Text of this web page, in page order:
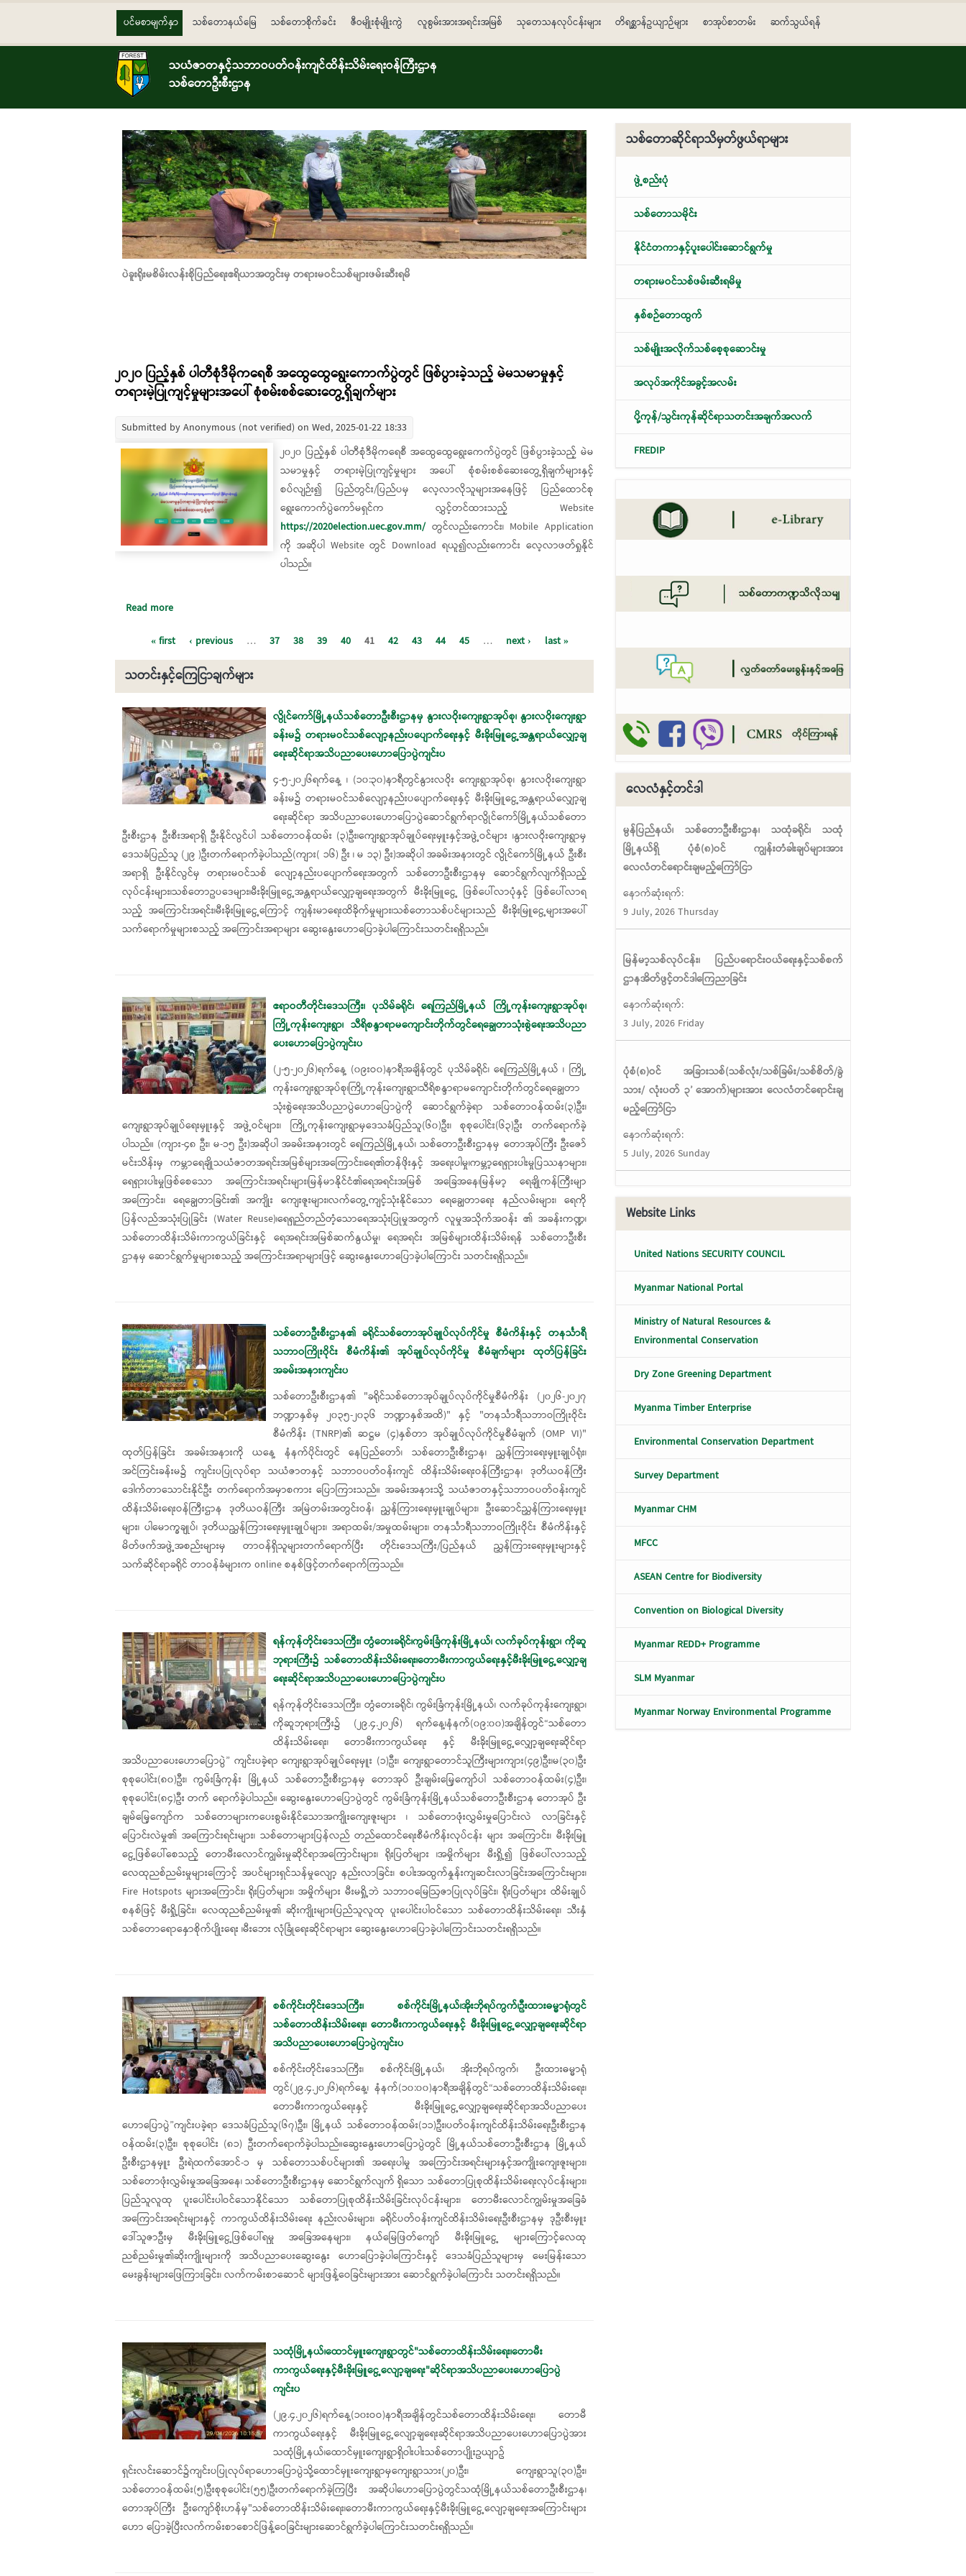
ပင်မစာမျက်နှာ သစ်တောနယ်မြေ သစ်တောစိုက်ခင်း ဇီဝမျိုးစုံမျိုးကွဲ လူစွမ်းအားအရင်းအမြစ် သုတေသနလုပ်ငန်းများ တိရစ္ဆာန်ဥယျာဉ်များ စာအုပ်စာတမ်း ဆက်သွယ်ရန်
သယံဇာတနှင့်သဘာဝပတ်ဝန်းကျင်ထိန်းသိမ်းရေးဝန်ကြီးဌာန
သစ်တောဦးစီးဌာန
ပဲခူးရိုးမစိမ်းလန်းစိုပြည်ရေးဧရိယာအတွင်းမှ တရားမဝင်သစ်များဖမ်းဆီးရမိ
၂၀၂၀ ပြည့်နှစ် ပါတီစုံဒီမိုကရေစီ အထွေထွေရွေးကောက်ပွဲတွင် ဖြစ်ပွားခဲ့သည့် မဲမသမာမှုနှင့်
တရားမဲ့ပြုကျင့်မှုများအပေါ် စုံစမ်းစစ်ဆေးတွေ့ရှိချက်များ
Submitted byAnonymous (not verified) on Wed, 2025-01-22 18:33
၂၀၂၀ ပြည့်နှစ် ပါတီစုံဒီမိုကရေစီ အထွေထွေရွေးကေက်ပွဲတွင် ဖြစ်ပွားခဲ့သည့် မဲမ
သမာမှုနှင့် တရားမဲ့ပြုကျင့်မှုများ အပေါ် စုံစမ်းစစ်ဆေးတွေ့ရှိချက်များနှင့်
စပ်လျဉ်း၍ ပြည်တွင်း/ပြည်ပမှ လေ့လာလိုသူများအနေဖြင့် ပြည်ထောင်စု
ရွေးကောက်ပွဲကော်မရှင်က လွှင့်တင်ထားသည့် Website
https://2020election.uec.gov.mm/တွင်လည်းကောင်း၊ Mobile Application
ကို အဆိုပါ Website တွင် Download ရယူ၍လည်းကောင်း လေ့လာဖတ်ရှုနိုင်
ပါသည်။
Read more about ၂၀၂၀ ပြည့်နှစ် ပါတီစုံဒီမိုကရေစီ အထွေထွေရွေးကောက်ပွဲတွင် ဖြစ်ပွားခဲ့သည့် မဲမသမာမှုနှင့် တရားမဲ့ပြုကျင့်မှုများအပေါ် စုံစမ်းစစ်ဆေးတွေ့ရှိချက်များ
« first ‹ previous … 37 38 39 40 41 42 43 44 45 … next › last »
သတင်းနှင့်ကြေငြာချက်များ
လွိုင်ကော်မြို့နယ်သစ်တောဦးစီးဌာနမှ နွားလဝိုးကျေးရွာအုပ်စု၊ နွားလဝိုးကျေးရွာ
ခန်းမ၌ တရားမဝင်သစ်လျော့နည်းပပျောက်ရေးနှင့် မီးခိုးမြူငွေ့အန္တရာယ်လျှော့ချ
ရေးဆိုင်ရာအသိပညာပေးဟောပြောပွဲကျင်းပ
၄-၅-၂၀၂၆ရက်နေ့ ၊ (၁၀:၃၀)နာရီတွင်နွားလဝိုး ကျေးရွာအုပ်စု၊ နွားလဝိုးကျေးရွာ
ခန်းမ၌ တရားမဝင်သစ်လျော့နည်းပပျောက်ရေးနှင့် မီးခိုးမြူငွေ့အန္တရာယ်လျှော့ချ
ရေးဆိုင်ရာ အသိပညာပေးဟောပြောပွဲဆောင်ရွက်ရာလွိုင်ကော်မြို့နယ်သစ်တော
ဦးစီးဌာန ဦးစီးအရာရှိ ဦးနိုင်လွင်ပါ သစ်တောဝန်ထမ်း (၃)ဦး၊ကျေးရွာအုပ်ချုပ်ရေးမှူးနှင့်အဖွဲ့ဝင်များ ၊နွားလဝိုးကျေးရွာမှ
ဒေသခံပြည်သူ (၂၉ )ဦးတက်ရောက်ခဲ့ပါသည်(ကျား( ၁၆) ဦး ၊ မ ၁၃) ဦး)အဆိုပါ အခမ်းအနားတွင် လွိုင်ကော်မြို့နယ် ဦးစီး
အရာရှိ ဦးနိုင်လွင်မှ တရားမဝင်သစ် လျော့နည်းပပျောက်ရေးအတွက် သစ်တောဦးစီးဌာနမှ ဆောင်ရွက်လျက်ရှိသည့်
လုပ်ငန်းများ၊သစ်တောဥပဒေများ၊မီးခိုးမြူငွေ့အန္တရာယ်လျှော့ချရေးအတွက် မီးခိုးမြူငွေ့ ဖြစ်ပေါ်လာပုံနှင့် ဖြစ်ပေါ်လာရ
သည့် အကြောင်းအရင်း၊မီးခိုးမြူငွေ့ကြောင့် ကျန်းမာရေးထိခိုက်မှုများ၊သစ်တောသစ်ပင်များသည် မီးခိုးမြူငွေ့များအပေါ်
သက်ရောက်မှုများစသည့် အကြောင်းအရာများ ဆွေးနွေးဟောပြောခဲ့ပါကြောင်းသတင်းရရှိသည်။
ဧရာဝတီတိုင်းဒေသကြီး၊ ပုသိမ်ခရိုင်၊ ရေကြည်မြို့နယ် ကြို့ကုန်းကျေးရွာအုပ်စု၊
ကြို့ကုန်းကျေးရွာ၊ သီရိစန္ဒာရာမကျောင်းတိုက်တွင်ရေချွေတာသုံးစွဲရေးအသိပညာ
ပေးဟောပြောပွဲကျင်းပ
(၂-၅-၂၀၂၆)ရက်နေ့ (၀၉းဝ၀)နာရီအချိန်တွင် ပုသိမ်ခရိုင်၊ ရေကြည်မြို့နယ် ၊ ကြို့
ကုန်းကျေးရွာအုပ်စု၊ကြို့ကုန်းကျေးရွာ၊သီရိစန္ဒာရာမကျောင်းတိုက်တွင်ရေချွေတာ
သုံးစွဲရေးအသိပညာပွဲဟောပြောပွဲကို ဆောင်ရွက်ခဲ့ရာ သစ်တောဝန်ထမ်း(၃)ဦး၊
ကျေးရွာအုပ်ချုပ်ရေးမှူးနှင့် အဖွဲ့ဝင်များ၊ ကြို့ကုန်းကျေးရွာမှဒေသခံပြည်သူ(၆၀)ဦး၊ စုစုပေါင်း(၆၃)ဦး တက်ရောက်ခဲ့
ပါသည်။ (ကျား-၄၈ ဦး၊ မ-၁၅ ဦး)အဆိုပါ အခမ်းအနားတွင် ရေကြည်မြို့နယ်၊ သစ်တောဦးစီးဌာနမှ တောအုပ်ကြီး ဦးဇော်
မင်းသိန်းမှ ကမ္ဘာရေချိုသယံဇာတအရင်းအမြစ်များအကြောင်း၊ရေ၏တန်ဖိုးနှင့် အရေးပါမှု၊ကမ္ဘာ့ရေရှားပါးမှုပြဿနာများ၊
ရေရှားပါးမှုဖြစ်စေသော အကြောင်းအရင်းများ၊မြန်မာနိုင်ငံ၏ရေအရင်းအမြစ် အခြေအနေ၊မြန်မာ့ ရေချိုကန်ကြီးမျာ
အကြောင်း၊ ရေချွေတာခြင်း၏ အကျိုး ကျေးဇူးများ၊လက်တွေ့ကျင့်သုံးနိုင်သော ရေချွေတာရေး နည်လမ်းများ၊ ရေကို
ပြန်လည်အသုံးပြုခြင်း (Water Reuse)၊ရေရှည်တည်တံ့သောရေအသုံးပြုမှုအတွက် လူမှုအသိုက်အဝန်း ၏ အခန်းကဏ္ဍ၊
သစ်တောထိန်းသိမ်းကာကွယ်ခြင်းနှင့် ရေအရင်းအမြစ်ဆက်နွယ်မှု၊ ရေအရင်း အမြစ်များထိန်းသိမ်းရန် သစ်တောဦးစီး
ဌာနမှ ဆောင်ရွက်မှုများစသည့် အကြောင်းအရာများဖြင့် ဆွေးနွေးဟောပြောခဲ့ပါကြောင်း သတင်းရရှိသည်။
သစ်တောဦးစီးဌာန၏ ခရိုင်သစ်တောအုပ်ချုပ်လုပ်ကိုင်မှု စီမံကိန်းနှင့် တနင်္သာရီ
သဘာဝကြိုးဝိုင်း စီမံကိန်း၏ အုပ်ချုပ်လုပ်ကိုင်မှု စီမံချက်များ ထုတ်ပြန်ခြင်း
အခမ်းအနားကျင်းပ
သစ်တောဦးစီးဌာန၏ "ခရိုင်သစ်တောအုပ်ချုပ်လုပ်ကိုင်မှုစီမံကိန်း (၂၀၂၆-၂၀၂၇
ဘဏ္ဍာနှစ်မှ ၂၀၃၅-၂၀၃၆ ဘဏ္ဍာနှစ်အထိ)" နှင့် "တနင်္သာရီသဘာဝကြိုးဝိုင်း
စီမံကိန်း (TNRP)၏ ဆဋ္ဌမ (၄)နှစ်တာ အုပ်ချုပ်လုပ်ကိုင်မှုစီမံချက် (OMP VI)"
ထုတ်ပြန်ခြင်း အခမ်းအနားကို ယနေ့ နံနက်ပိုင်းတွင် နေပြည်တော်၊ သစ်တောဦးစီးဌာန၊ ညွှန်ကြားရေးမှူးချုပ်ရုံး၊
အင်ကြင်းခန်းမ၌ ကျင်းပပြုလုပ်ရာ သယံဇာတနှင့် သဘာဝပတ်ဝန်းကျင် ထိန်းသိမ်းရေးဝန်ကြီးဌာန၊ ဒုတိယဝန်ကြီး
ဒေါက်တာသောင်းနိုင်ဦး တက်ရောက်အမှာစကား ပြောကြားသည်။ အခမ်းအနားသို့ သယံဇာတနှင့်သဘာဝပတ်ဝန်းကျင်
ထိန်းသိမ်းရေးဝန်ကြီးဌာန ဒုတိယဝန်ကြီး အမြဲတမ်းအတွင်းဝန်၊ ညွှန်ကြားရေးမှူးချုပ်များ၊ ဦးဆောင်ညွှန်ကြားရေးမှူး
များ၊ ပါမောက္ခချုပ်၊ ဒုတိယညွှန်ကြားရေးမှူးချုပ်များ၊ အရာထမ်း/အမှုထမ်းများ၊ တနင်္သာရီသဘာဝကြိုးဝိုင်း စီမံကိန်းနှင့်
မိတ်ဖက်အဖွဲ့အစည်းများမှ တာဝန်ရှိသူများတက်‌ရောက်ပြီး တိုင်းဒေသကြီး/ပြည်နယ် ညွှန်ကြားရေးမှူးများနှင့်
သက်ဆိုင်ရာခရိုင် တာဝန်ခံများက online စနစ်ဖြင့်တက်ရောက်ကြသည်။
ရန်ကုန်တိုင်းဒေသကြီး၊ တွံတေးခရိုင်၊ကွမ်းခြံကုန်းမြို့နယ်၊ လက်ခုပ်ကုန်းရွာ၊ ကိုဆူ
ဘုရားကြီး၌ သစ်တောထိန်းသိမ်းရေး၊တောမီးကာကွယ်ရေးနှင့်မီးခိုးမြူငွေ့လျှော့ချ
ရေးဆိုင်ရာအသိပညာပေးဟောပြောပွဲကျင်းပ
ရန်ကုန်တိုင်းဒေသကြီး၊ တွံတေးခရိုင်၊ ကွမ်းခြံကုန်းမြို့နယ်၊ လက်ခုပ်ကုန်းကျေးရွာ၊
ကိုဆူဘုရားကြီး၌ (၂၉.၄.၂၀၂၆) ရက်နေ့၊နံနက်(၀၉:၀၀)အချိန်တွင်“သစ်တော
ထိန်းသိမ်းရေး၊ တောမီးကာကွယ်ရေး နှင့် မီးခိုးမြူငွေ့လျှော့ချရေးဆိုင်ရာ
အသိပညာပေးဟောပြောပွဲ” ကျင်းပခဲ့ရာ ကျေးရွာအုပ်ချုပ်ရေးမှူး (၁)ဦး၊ ကျေးရွာတောင်သူကြီးများကျား(၄၉)ဦး၊မ(၃၀)ဦး
စုစုပေါင်း(၈၀)ဦး၊ ကွမ်းခြံကုန်း မြို့နယ် သစ်တောဦးစီးဌာနမှ တောအုပ် ဦးချမ်းမြေ့ကျော်ပါ သစ်တောဝန်ထမ်း(၄)ဦး၊
စုစုပေါင်း(၈၄)ဦး တက် ရောက်ခဲ့ပါသည်။ ဆွေးနွေး‌ဟောပြောပွဲတွင် ကွမ်းခြံကုန်းမြို့နယ်သစ်တောဦးစီးဌာန တောအုပ် ဦး
ချမ်မြေ့ကျော်က သစ်တောများကပေးစွမ်းနိုင်သောအကျိုးကျေးဇူးများ ၊ သစ်တောဖုံးလွှမ်းမှုပြောင်းလဲ လာခြင်းနှင့်
ပြောင်းလဲမှု၏ အကြောင်းရင်းများ၊ သစ်တောများပြန်လည် တည်ထောင်ရေးစီမံကိန်းလုပ်ငန်း များ အကြောင်း၊ မီးခိုးမြူ
ငွေ့ဖြစ်ပေါ်စေသည့် တောမီး‌လောင်ကျွမ်းမှုဆိုင်ရာအကြောင်းများ၊ ရိုးပြတ်များ ၊အမှိုက်များ မီးရှို့၍ ဖြစ်ပေါ်လာသည့်
လေထုညစ်ညမ်းမှုများကြောင့် အပင်များရှင်သန်မှုလျော့ နည်းလာခြင်း၊ စပါးအထွက်နှုန်းကျဆင်းလာခြင်းအကြောင်းများ၊
Fire Hotspots များအကြောင်း၊ ရိုးပြတ်များ၊ အမှိုက်များ မီးမရှို့ဘဲ သဘာဝမြေဩဇာပြုလုပ်ခြင်း၊ ရိုးပြတ်များ ထိမ်းချုပ်
စနစ်ဖြင့် မီးရှို့ခြင်း၊ လေထုညစ်ညမ်းမှု၏ ဆိုးကျိုးများ၊ပြည်သူလူထု ပူးပေါင်းပါဝင်သော သစ်တောထိန်းသိမ်းရေး၊ သီးနှံ
သစ်တောရောနှောစိုက်ပျိုးရေး ၊မီးဘေး လုံခြုံရေးဆိုင်ရာများ ဆွေးနွေးဟောပြောခဲ့ပါကြောင်းသတင်းရရှိသည်။
စစ်ကိုင်းတိုင်းဒေသကြီး၊ စစ်ကိုင်းမြို့နယ်၊အိုးဘိုရပ်ကွက်၊ဦးထားဓမ္မာရုံတွင်
သစ်တောထိန်းသိမ်းရေး၊ တောမီးကာကွယ်ရေးနှင့် မီးခိုးမြူငွေ့လျှော့ချရေးဆိုင်ရာ
အသိပညာပေးဟောပြောပွဲကျင်းပ
စစ်ကိုင်းတိုင်းဒေသကြီး၊ စစ်ကိုင်းမြို့နယ်၊ အိုးဘိုရပ်ကွက်၊ ဦးထားဓမ္မာရုံ
တွင်(၂၉.၄.၂၀၂၆)ရက်နေ့၊ နံနက်(၁၀:၀၀)နာရီအချိန်တွင်“သစ်တောထိန်းသိမ်းရေး၊
တောမီးကာကွယ်ရေးနှင့် မီးခိုးမြူငွေ့လျှော့ချရေးဆိုင်ရာအသိပညာပေး
ဟောပြောပွဲ”ကျင်းပခဲ့ရာ ဒေသခံပြည်သူ(၆၇)ဦး၊ မြို့နယ် သစ်တောဝန်ထမ်း(၁၁)ဦး၊ပတ်ဝန်းကျင်ထိန်းသိမ်းရေးဦးစီးဌာန
ဝန်ထမ်း(၃)ဦး၊ စုစုပေါင်း (၈၁) ဦးတက်ရောက်ခဲ့ပါသည်။ဆွေးနွေး‌ဟောပြောပွဲတွင် မြို့နယ်သစ်တောဦးစီးဌာန မြို့နယ်
ဦးစီးဌာနမှူး ဦးရဲထက်အောင်-၁ မှ သစ်တောသစ်ပင်များ၏ အရေးပါမှု အကြောင်းအရင်းများနှင့်အကျိုးကျေးဇူးများ၊
သစ်တောဖုံးလွှမ်းမှုအခြေအနေ၊ သစ်တောဦးစီးဌာနမှ ဆောင်ရွက်လျက် ရှိသော သစ်တောပြုစုထိန်းသိမ်းရေးလုပ်ငန်းများ၊
ပြည်သူလူထု ပူးပေါင်းပါဝင်သောနိုင်သော သစ်တောပြုစုထိန်းသိမ်းခြင်းလုပ်ငန်းများ၊ တောမီးလောင်ကျွမ်းမှုအခြေခံ
အကြောင်းအရင်းများနှင့် ကာကွယ်ထိန်းသိမ်းရေး နည်းလမ်းများ၊ ခရိုင်ပတ်ဝန်းကျင်ထိန်းသိမ်းရေးဦးစီးဌာနမှ ဒုဦးစီးမှူး
ဒေါ်သူဇာဦးမှ မီးခိုးမြူငွေ့ဖြစ်ပေါ်ရမှု အခြေအနေများ၊ နယ်မြေဖြတ်ကျော် မီးခိုးမြူငွေ့ များကြောင့်လေထု
ညစ်ညမ်းမှု၏ဆိုးကျိုးများကို အသိပညာပေးဆွေးနွေး ဟောပြောခဲ့ပါကြောင်းနှင့် ဒေသခံပြည်သူများမှ မေးမြန်းသော
မေးခွန်းများဖြေကြားခြင်း၊ လက်ကမ်းစာဆောင် များဖြန့်ဝေခြင်းများအား ဆောင်ရွက်ခဲ့ပါကြောင်း သတင်းရရှိသည်။
သထုံမြို့နယ်၊ထောင်မှူးကျေးရွာတွင်"သစ်တောထိန်းသိမ်းရေး၊တောမီး
ကာကွယ်ရေးနှင့်မီးခိုးမြူငွေ့လျော့ချရေး"ဆိုင်ရာအသိပညာပေးဟောပြောပွဲ
ကျင်းပ
(၂၉.၄.၂၀၂၆)ရက်နေ့(၁၀းဝဝ)နာရီအချိန်တွင်သစ်တောထိန်းသိမ်းရေး၊ တောမီ
ကာကွယ်ရေးနှင့် မီးခိုးမြူငွေ့လျော့ချရေးဆိုင်ရာအသိပညာပေးဟောပြောပွဲအား
သထုံမြို့နယ်၊ထောင်မှူးကျေးရွာရှိဝါးပါးသစ်‌တောပျိုးဥယျာဥ်
ရှင်းလင်း‌ဆောင်၌ကျင်းပပြုလုပ်ရာဟောပြောပွဲသို့ထောင်မှူးကျေးရွာမှကျေးရွာသား(၂၀)ဦး၊ ကျေးရွာသူ(၃၀)ဦး၊
သစ်တောဝန်ထမ်း(၅)ဦးစုစု‌ပေါင်း(၅၅)ဦးတက်ရောက်ခဲ့ကြပြီး အဆိုပါဟောပြောပွဲတွင်သထုံမြို့နယ်သစ်တောဦးစီးဌာန၊
တောအုပ်ကြီး ဦးကျော်စိုးဟန်မှ"သစ်တောထိန်းသိမ်းရေး၊တောမီးကာကွယ်ရေးနှင့်မီးခိုးမြူငွေ့လျော့ချရေးအကြောင်းများ
ဟော ပြောခဲ့ပြီးလက်ကမ်းစာစောင်ဖြန့်ဝေခြင်းများဆောင်ရွက်ခဲ့ပါကြောင်းသတင်းရရှိသည်။
Pages
သစ်တောဆိုင်ရာသိမှတ်ဖွယ်ရာများ
ဖွဲ့စည်းပုံ
သစ်တောသမိုင်း
နိုင်ငံတကာနှင့်ပူးပေါင်းဆောင်ရွက်မှု
တရားမဝင်သစ်ဖမ်းဆီးရမိမှု
နှစ်စဉ်တောထွက်
သစ်မျိုးအလိုက်သစ်စေ့စုဆောင်းမှု
အလုပ်အကိုင်အခွင့်အလမ်း
ပို့ကုန်/သွင်းကုန်ဆိုင်ရာသတင်းအချက်အလက်
FREDIP
လေလံနှင့်တင်ဒါ
မွန်ပြည်နယ်၊ သစ်တောဦးစီးဌာန၊ သထုံခရိုင်၊ သထုံ
မြို့နယ်ရှိ ပုံစံ(၈)ဝင် ကျွန်းတံခါးချပ်များအား
လေလံတင်ရောင်းချမည့်ကြော်ငြာ
နောက်ဆုံးရက်:
9 July, 2026 Thursday
မြန်မာ့သစ်လုပ်ငန်း၊ ပြည်ပရောင်းဝယ်ရေးနှင့်သစ်စက်
ဌာနအိတ်ဖွင့်တင်ဒါကြေညာခြင်း
နောက်ဆုံးရက်:
3 July, 2026 Friday
ပုံစံ(၈)ဝင် အခြားသစ်(သစ်လုံး/သစ်ခြမ်း/သစ်စိတ်/ခွဲ
သား/ လုံးပတ် ၃’ အောက်)များအား လေလံတင်ရောင်းချ
မည့်ကြော်ငြာ
နောက်ဆုံးရက်:
5 July, 2026 Sunday
Website Links
United Nations SECURITY COUNCIL
Myanmar National Portal
Ministry of Natural Resources &
Environmental Conservation
Dry Zone Greening Department
Myanma Timber Enterprise
Environmental Conservation Department
Survey Department
Myanmar CHM
MFCC
ASEAN Centre for Biodiversity
Convention on Biological Diversity
Myanmar REDD+ Programme
SLM Myanmar
Myanmar Norway Environmental Programme